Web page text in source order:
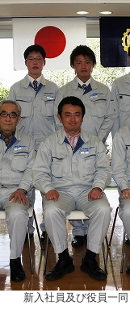
新入社員及び役員一同